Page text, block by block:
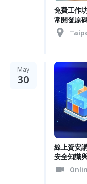
免費工作
常開發原
May
30
線上資安
安全知識